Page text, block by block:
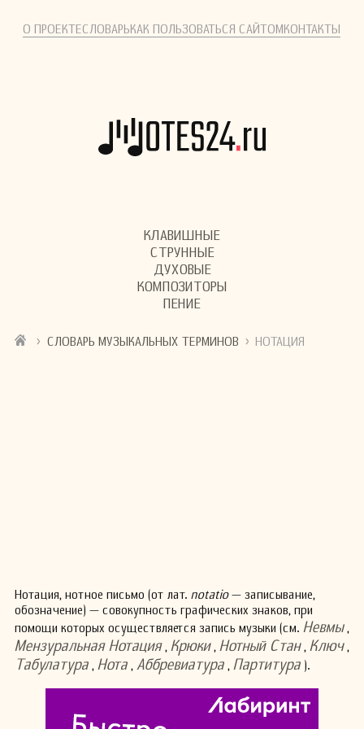
О ПРОЕКТЕСЛОВАРЬКАК ПОЛЬЗОВАТЬСЯ САЙТОМКОНТАКТЫ
КЛАВИШНЫЕ
СТРУННЫЕ
ДУХОВЫЕ
КОМПОЗИТОРЫ
ПЕНИЕ
› СЛОВАРЬ МУЗЫКАЛЬНЫХ ТЕРМИНОВ › НОТАЦИЯ
Нотация, нотное письмо (от лат. notatio— записывание,
обозначение) — совокупность графических знаков, при
помощи которых осуществляется запись музыки (см. Невмы ,
Мензуральная Нотация , Крюки , Нотный Стан , Ключ ,
Табулатура , Нота , Аббревиатура , Партитура ).